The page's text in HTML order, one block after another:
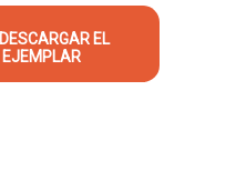
DESCARGAR EL
EJEMPLAR